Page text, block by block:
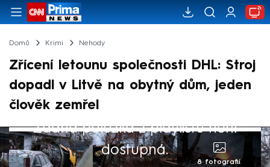
Domů Krimi Nehody
Zřícení letounu společnosti DHL: Stroj
dopadl v Litvě na obytný dům, jeden
člověk zemřel
Žádná položka z playlistu není
dostupná.
8 fotografií